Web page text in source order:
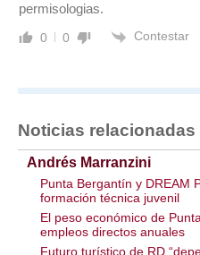
permisologias.
0 0 Contestar
Noticias relacionadas
Andrés Marranzini
Punta Bergantín y DREAM
formación técnica juvenil
El peso económico de
empleos directos anuales
Futuro turístico de RD